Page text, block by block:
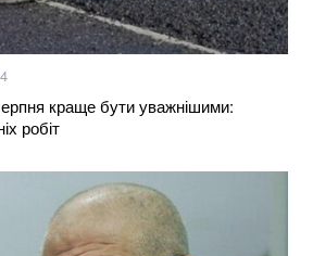
у Тернополі продають масло з
у Хмельницькому нагороди
їх родини
вважається нормальною: ви
36,6
краще бути уважнішими:
робіт